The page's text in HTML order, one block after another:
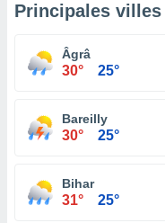
Principales villes
Âgrâ
30° 25°
Bareilly
30° 25°
Bihar
31° 25°